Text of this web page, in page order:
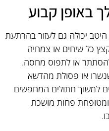
באופן קבוע
יכולה גם לעזור בהרתעת
כל שיחים או צמחיה
או לתפוס מחסה.
או פסולת מהדשא
למשוך חתולים המחפשים
פחות מושכת